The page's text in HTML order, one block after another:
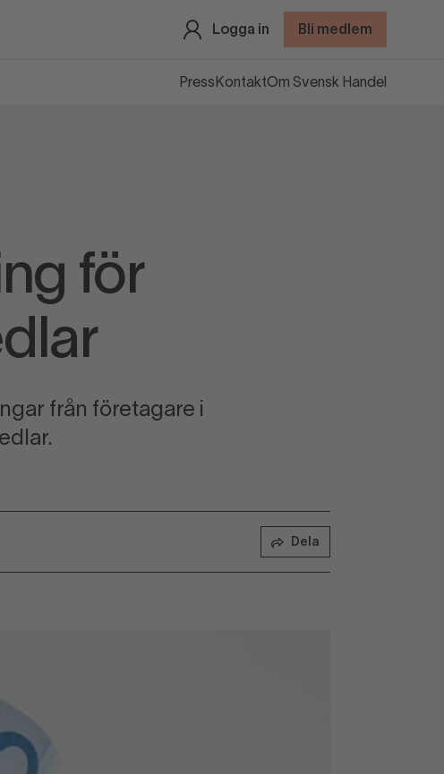
Logga in Bli medlem
Press KontaktOm Svensk Handel
för
från företagare i
Dela